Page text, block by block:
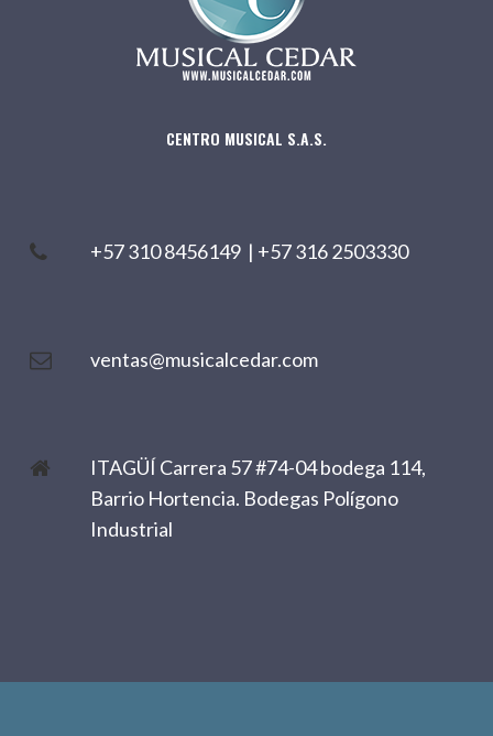
CENTRO MUSICAL S.A.S.
+57 310 8456149 | +57 316 2503330
ventas@musicalcedar.com
ITAGÜÍ Carrera 57 #74-04 bodega 114,
Barrio Hortencia. Bodegas Polígono
Industrial